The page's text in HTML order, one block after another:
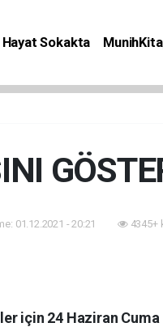
Hayat Sokakta
01.12.2021 - 20:21 4345+
için 24 Haziran Cuma